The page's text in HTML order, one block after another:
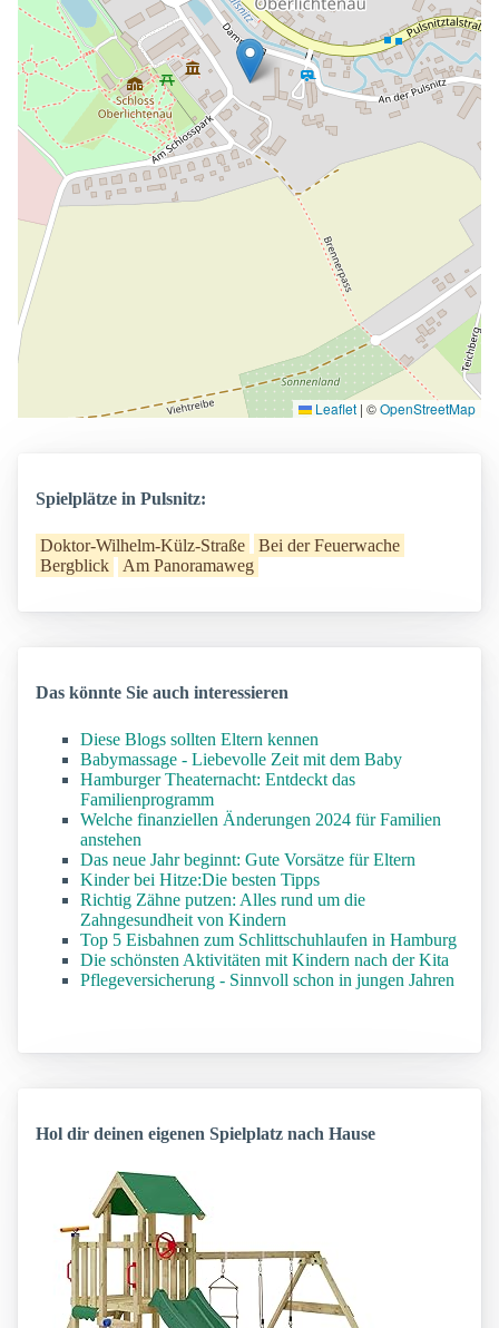
Leaflet | ©OpenStreetMap
Spielplätze in Pulsnitz:
Doktor-Wilhelm-Külz-Straße
Bei der Feuerwache
Bergblick
Am Panoramaweg
Das könnte Sie auch interessieren
Diese Blogs sollten Eltern kennen
Babymassage - Liebevolle Zeit mit dem Baby
Hamburger Theaternacht: Entdeckt das
Familienprogramm
Welche finanziellen Änderungen 2024 für Familien
anstehen
Das neue Jahr beginnt: Gute Vorsätze für Eltern
Kinder bei Hitze:Die besten Tipps
Richtig Zähne putzen: Alles rund um die
Zahngesundheit von Kindern
Top 5 Eisbahnen zum Schlittschuhlaufen in Hamburg
Die schönsten Aktivitäten mit Kindern nach der Kita
Pflegeversicherung - Sinnvoll schon in jungen Jahren
Hol dir deinen eigenen Spielplatz nach Hause